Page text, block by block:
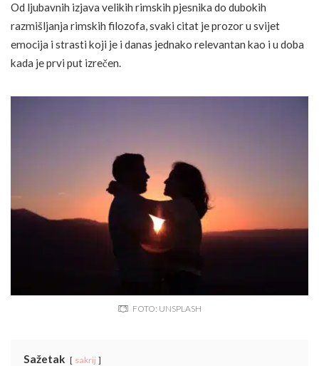
Od ljubavnih izjava velikih rimskih pjesnika do dubokih
razmišljanja rimskih filozofa, svaki citat je prozor u svijet
emocija i strasti koji je i danas jednako relevantan kao i u doba
kada je prvi put izrečen.
FOTO: UNSPLASH
Sažetak sakrij